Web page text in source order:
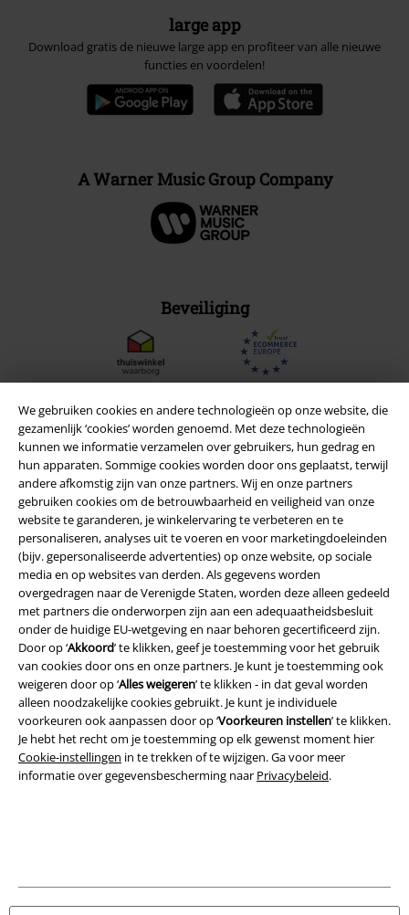
We gebruiken cookies en andere technologieën op onze website, die
gezamenlijk ‘cookies’ worden genoemd. Met deze technologieën
kunnen we informatie verzamelen over gebruikers, hun gedrag en
hun apparaten. Sommige cookies worden door ons geplaatst, terwijl
andere afkomstig zijn van onze partners. Wij en onze partners
gebruiken cookies om de betrouwbaarheid en veiligheid van onze
website te garanderen, je winkelervaring te verbeteren en te
personaliseren, analyses uit te voeren en voor marketingdoeleinden
(bijv. gepersonaliseerde advertenties) op onze website, op sociale
media en op websites van derden. Als gegevens worden
overgedragen naar de Verenigde Staten, worden deze alleen gedeeld
met partners die onderworpen zijn aan een adequaatheidsbesluit
onder de huidige EU-wetgeving en naar behoren gecertificeerd zijn.
Door op ‘Akkoord’ te klikken, geef je toestemming voor het gebruik
van cookies door ons en onze partners. Je kunt je toestemming ook
weigeren door op ‘Alles weigeren’ te klikken - in dat geval worden
alleen noodzakelijke cookies gebruikt. Je kunt je individuele
voorkeuren ook aanpassen door op ‘Voorkeuren instellen’ te klikken.
Je hebt het recht om je toestemming op elk gewenst moment hier
Cookie-instellingen in te trekken of te wijzigen. Ga voor meer
informatie over gegevensbescherming naar Privacybeleid.
large app
Download gratis de nieuwe large app en profiteer van alle nieuwe
functies en voordelen!
A Warner Music Group Company
Beveiliging
Legal
Algemene Voorwaarden
Bedrijfsgegevens
Privacyverklaring
Verklaring van conformiteit
Informatie over toegankelijkheid